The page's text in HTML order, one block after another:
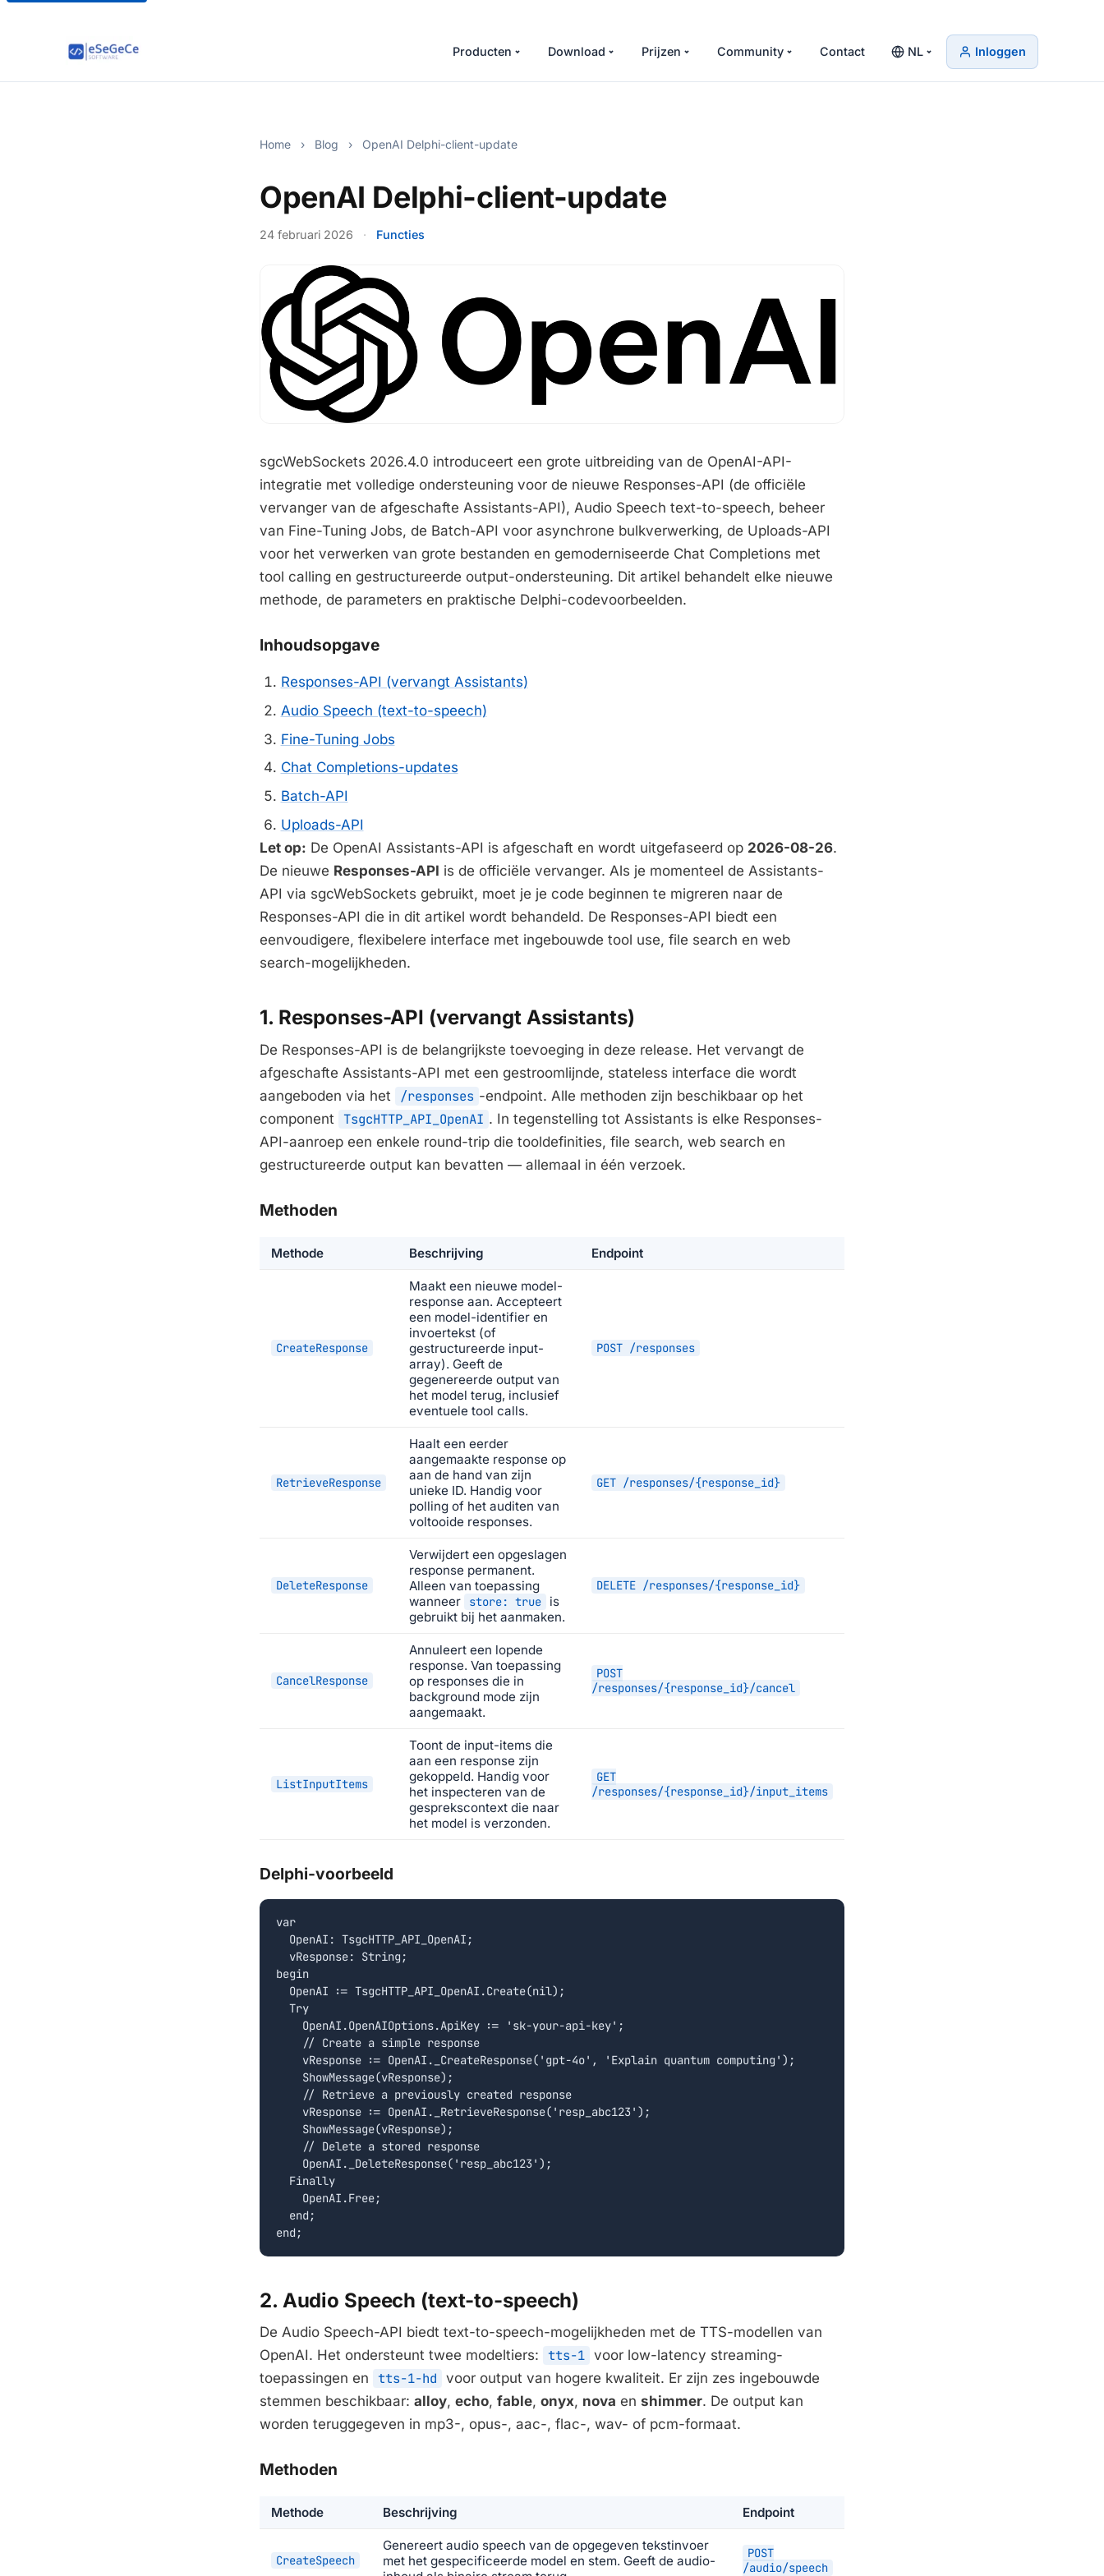
Producten Download Prijzen Community Contact NL Inloggen
Home › Blog › OpenAI Delphi-client-update
OpenAI Delphi-client-update
24 februari 2026 · Functies
sgcWebSockets 2026.4.0 introduceert een grote uitbreiding van de OpenAI-API-
integratie met volledige ondersteuning voor de nieuwe Responses-API (de officiële
vervanger van de afgeschafte Assistants-API), Audio Speech text-to-speech, beheer
van Fine-Tuning Jobs, de Batch-API voor asynchrone bulkverwerking, de Uploads-API
voor het verwerken van grote bestanden en gemoderniseerde Chat Completions met
tool calling en gestructureerde output-ondersteuning. Dit artikel behandelt elke nieuwe
methode, de parameters en praktische Delphi-codevoorbeelden.
Inhoudsopgave
Responses-API (vervangt Assistants)
Audio Speech (text-to-speech)
Fine-Tuning Jobs
Chat Completions-updates
Batch-API
Uploads-API
Let op: De OpenAI Assistants-API is afgeschaft en wordt uitgefaseerd op 2026-08-26.
De nieuwe Responses-API is de officiële vervanger. Als je momenteel de Assistants-
API via sgcWebSockets gebruikt, moet je je code beginnen te migreren naar de
Responses-API die in dit artikel wordt behandeld. De Responses-API biedt een
eenvoudigere, flexibelere interface met ingebouwde tool use, file search en web
search-mogelijkheden.
1. Responses-API (vervangt Assistants)
De Responses-API is de belangrijkste toevoeging in deze release. Het vervangt de
afgeschafte Assistants-API met een gestroomlijnde, stateless interface die wordt
aangeboden via het
/responses -endpoint. Alle methoden zijn beschikbaar op het
component TsgcHTTP_API_OpenAI . In tegenstelling tot Assistants is elke Responses-
API-aanroep een enkele round-trip die tooldefinities, file search, web search en
gestructureerde output kan bevatten — allemaal in één verzoek.
Methoden
Methode Beschrijving Endpoint
CreateResponse
Maakt een nieuwe model-
response aan. Accepteert
een model-identifier en
invoertekst (of
gestructureerde input-
array). Geeft de
gegenereerde output van
het model terug, inclusief
eventuele tool calls.
POST /responses
RetrieveResponse
Haalt een eerder
aangemaakte response op
aan de hand van zijn
unieke ID. Handig voor
polling of het auditen van
voltooide responses.
GET /responses/{response_id}
DeleteResponse
Verwijdert een opgeslagen
response permanent.
Alleen van toepassing
wanneer
store: true
is
gebruikt bij het aanmaken.
DELETE /responses/{response_id}
CancelResponse
Annuleert een lopende
response. Van toepassing
op responses die in
background mode zijn
aangemaakt.
POST
/responses/{response_id}/cancel
ListInputItems
Toont de input-items die
aan een response zijn
gekoppeld. Handig voor
het inspecteren van de
gesprekscontext die naar
het model is verzonden.
GET
/responses/{response_id}/input_items
Delphi-voorbeeld
var
  OpenAI: TsgcHTTP_API_OpenAI;
  vResponse: String;
begin
  OpenAI := TsgcHTTP_API_OpenAI.Create(nil);
  Try
    OpenAI.OpenAIOptions.ApiKey := 'sk-your-api-key';
    // Create a simple response
    vResponse := OpenAI._CreateResponse('gpt-4o', 'Explain quantum computing');
    ShowMessage(vResponse);
    // Retrieve a previously created response
    vResponse := OpenAI._RetrieveResponse('resp_abc123');
    ShowMessage(vResponse);
    // Delete a stored response
    OpenAI._DeleteResponse('resp_abc123');
  Finally
    OpenAI.Free;
  end;
end;
2. Audio Speech (text-to-speech)
De Audio Speech-API biedt text-to-speech-mogelijkheden met de TTS-modellen van
OpenAI. Het ondersteunt twee modeltiers:
tts-1 voor low-latency streaming-
toepassingen en
tts-1-hd voor output van hogere kwaliteit. Er zijn zes ingebouwde
stemmen beschikbaar: alloy, echo, fable, onyx, nova en shimmer. De output kan
worden teruggegeven in mp3-, opus-, aac-, flac-, wav- of pcm-formaat.
Methoden
Methode Beschrijving Endpoint
CreateSpeech
Genereert audio speech van de opgegeven tekstinvoer
met het gespecificeerde model en stem. Geeft de audio-
POST
/audio/speech